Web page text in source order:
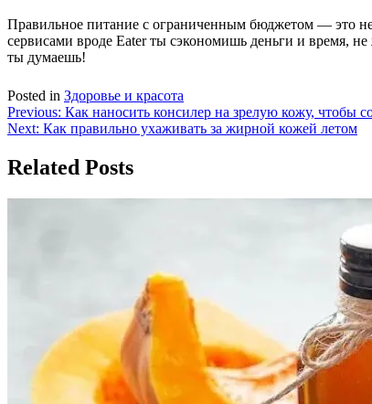
Правильное питание с ограниченным бюджетом — это
сервисами вроде Eater ты сэкономишь деньги и время,
ты думаешь!
Posted in Здоровье и красота
Навигация
по
записям
Previous: Как наносить консилер на зрелую кожу, чтобы
Next: Как правильно ухаживать за жирной кожей летом
Related Posts